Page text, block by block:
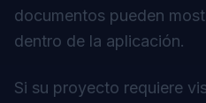
documentos pueden
dentro de la aplicación.
Si su proyecto requiere